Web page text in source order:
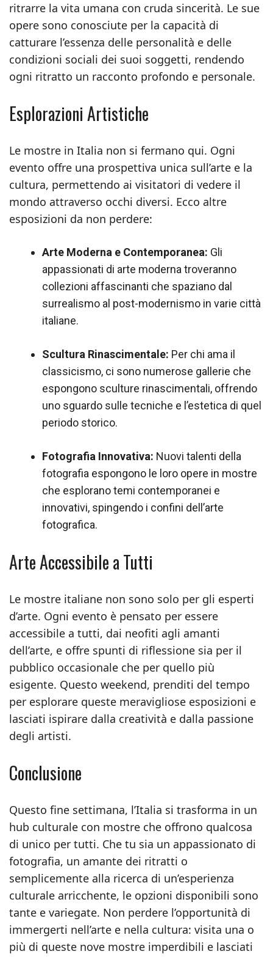
ritrarre la vita umana con cruda sincerità. Le sue
opere sono conosciute per la capacità di
catturare l’essenza delle personalità e delle
condizioni sociali dei suoi soggetti, rendendo
ogni ritratto un racconto profondo e personale.
Esplorazioni Artistiche
Le mostre in Italia non si fermano qui. Ogni
evento offre una prospettiva unica sull’arte e la
cultura, permettendo ai visitatori di vedere il
mondo attraverso occhi diversi. Ecco altre
esposizioni da non perdere:
Arte Moderna e Contemporanea: Gli
appassionati di arte moderna troveranno
collezioni affascinanti che spaziano dal
surrealismo al post-modernismo in varie città
italiane.
Scultura Rinascimentale: Per chi ama il
classicismo, ci sono numerose gallerie che
espongono sculture rinascimentali, offrendo
uno sguardo sulle tecniche e l’estetica di quel
periodo storico.
Fotografia Innovativa: Nuovi talenti della
fotografia espongono le loro opere in mostre
che esplorano temi contemporanei e
innovativi, spingendo i confini dell’arte
fotografica.
Arte Accessibile a Tutti
Le mostre italiane non sono solo per gli esperti
d’arte. Ogni evento è pensato per essere
accessibile a tutti, dai neofiti agli amanti
dell’arte, e offre spunti di riflessione sia per il
pubblico occasionale che per quello più
esigente. Questo weekend, prenditi del tempo
per esplorare queste meravigliose esposizioni e
lasciati ispirare dalla creatività e dalla passione
degli artisti.
Conclusione
Questo fine settimana, l’Italia si trasforma in un
hub culturale con mostre che offrono qualcosa
di unico per tutti. Che tu sia un appassionato di
fotografia, un amante dei ritratti o
semplicemente alla ricerca di un’esperienza
culturale arricchente, le opzioni disponibili sono
tante e variegate. Non perdere l’opportunità di
immergerti nell’arte e nella cultura: visita una o
più di queste nove mostre imperdibili e lasciati